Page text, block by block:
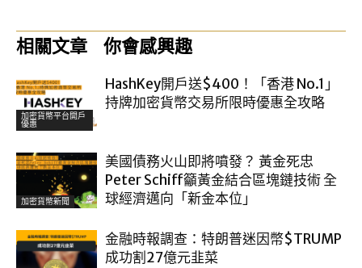
相關文章 你會感興趣
加密貨幣平台開戶
優惠
HashKey開戶送$400！「香港 No.1」
持牌加密貨幣交易所限時優惠全攻略
加密貨幣新聞
美國債務火山即將噴發？ 黃金死忠
Peter Schiff籲黃金結合區塊鏈技術 全
球經濟邁向「新金本位」
金融時報調查：特朗普迷因幣$TRUMP
成功割27億元韭菜